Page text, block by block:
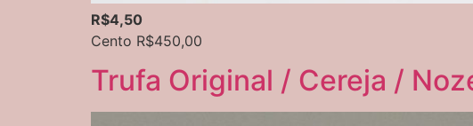
R$4,50
Cento R$450,00
Trufa Original / Cereja /